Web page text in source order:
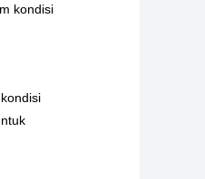
kondisi